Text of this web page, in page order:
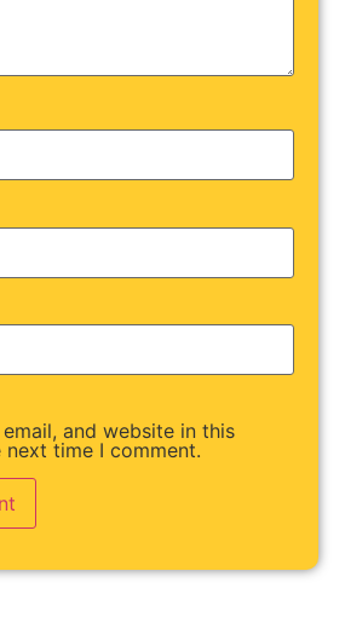
and website in this
time I comment.